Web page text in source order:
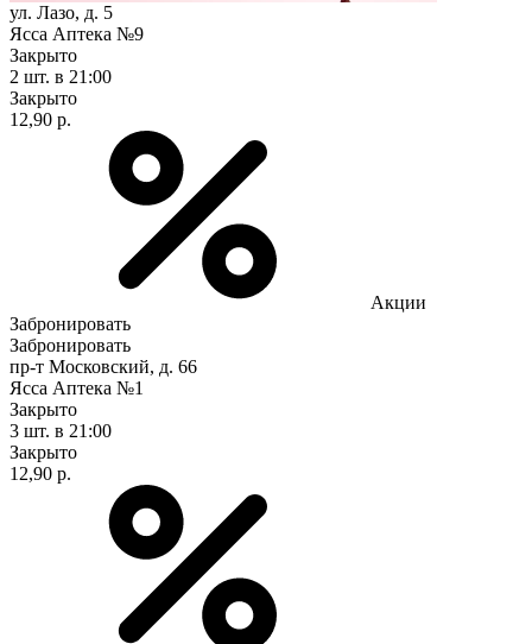
ул. Лазо, д. 5
Ясса Аптека №9
Закрыто
2 шт. в 21:00
Закрыто
12,90 р.
Акции
Забронировать
Забронировать
пр-т Московский, д. 66
Ясса Аптека №1
Закрыто
3 шт. в 21:00
Закрыто
12,90 р.